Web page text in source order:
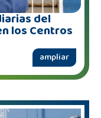
del
los Centros
ampliar